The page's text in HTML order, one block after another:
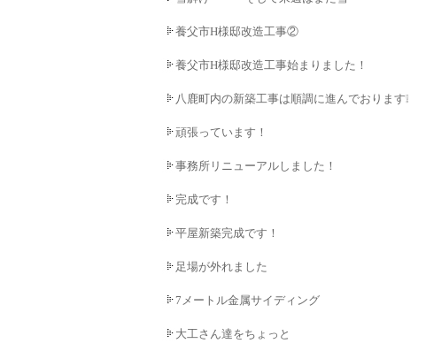
養父市H様邸改造工事②
養父市H様邸改造工事始まりました！
八鹿町内の新築工事は順調に進んでおります❕
頑張っています！
事務所リニューアルしました！
完成です！
平屋新築完成です！
足場が外れました
7メートル金属サイディング
大工さん達をちょっと